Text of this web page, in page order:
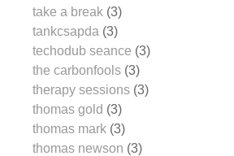
take a break (3)
tankcsapda (3)
techodub seance (3)
the carbonfools (3)
therapy sessions (3)
thomas gold (3)
thomas mark (3)
thomas newson (3)